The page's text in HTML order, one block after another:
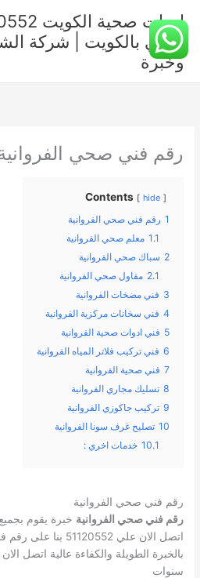
إلى
المحتوى
صحي بالكويت | شركة
وخبرة
رقم فني صحي
Contents hide
1 رقم فني صحي الفروانية
1.1 معلم صحي الفروانية
2 سباك صحي الفروانية
2.1 مقاول صحي الفروانية
3 فني مضخات الفروانية
4 فني سخانات مركزية الفروانية
5 فني ادوات صحية الفروانية
6 فني تركيب فلاتر المياه الفروانية
7 فني صحية الفروانية
8 تسليك مجاري الفروانية
9 تركيب جاكوزي الفروانية
10 تصليح غرف سونا الفروانية
10.1 خدمات اخري :
رقم فني صحي الفروانية
رقم فني صحي الفروانية خبرة يقوم
اتصل الان علي
سنوات